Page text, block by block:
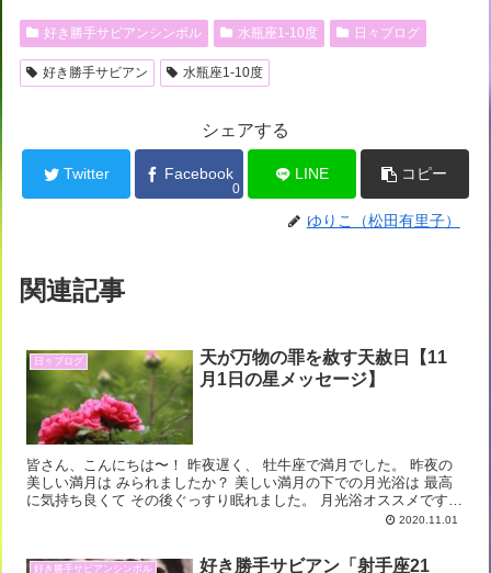
好き勝手サビアンシンボル 水瓶座1-10度 日々ブログ
好き勝手サビアン 水瓶座1-10度
シェアする
Twitter Facebook
0
LINE コピー
ゆりこ（松田有里子）
関連記事
日々ブログ
天が万物の罪を赦す天赦日【11
月1日の星メッセージ】
皆さん、こんにちは〜！ 昨夜遅く、 牡牛座で満月でした。 昨夜の
美しい満月は みられましたか？ 美しい満月の下での月光浴は 最高
に気持ち良くて その後ぐっすり眠れました。 月光浴オススメです♡
2020.11.01
好き勝手サビアンシンボル
好き勝手サビアン「射手座21